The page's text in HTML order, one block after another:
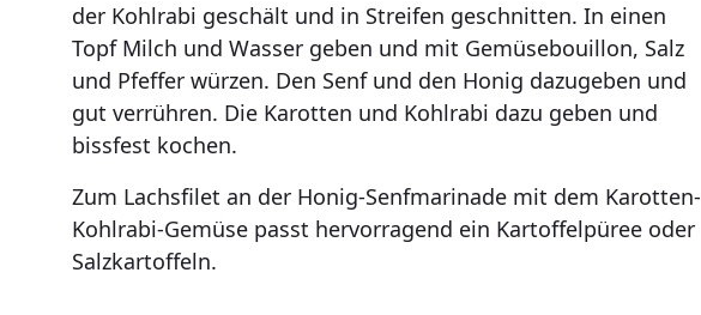
der Kohlrabi geschält und in Streifen geschnitten. In einen
Topf Milch und Wasser geben und mit Gemüsebouillon, Salz
und Pfeffer würzen. Den Senf und den Honig dazugeben und
gut verrühren. Die Karotten und Kohlrabi dazu geben und
bissfest kochen.
Zum Lachsfilet an der Honig-Senfmarinade mit dem Karotten-
Kohlrabi-Gemüse passt hervorragend ein Kartoffelpüree oder
Salzkartoffeln.